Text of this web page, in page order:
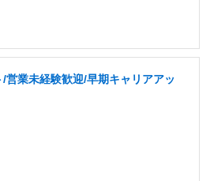
営業未経験歓迎/早期キャリアアッ